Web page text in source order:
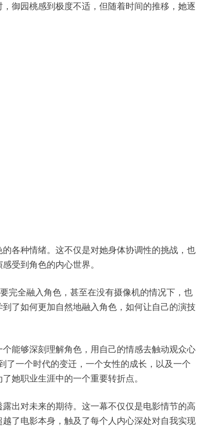
御园桃感到极度不适，但随着时间的推移，她逐
各种情绪。这不仅是对她身体协调性的挑战，也
受到角色的内心世界。
完全融入角色，甚至在没有摄像机的情况下，也
了如何更加自然地融入角色，如何让自己的演技
能够深刻理解角色，用自己的情感去触动观众心
了一个时代的变迁，一个女性的成长，以及一个
她职业生涯中的一个重要转折点。
出对未来的期待。这一幕不仅仅是电影情节的高
了电影本身，触及了每个人内心深处对自我实现